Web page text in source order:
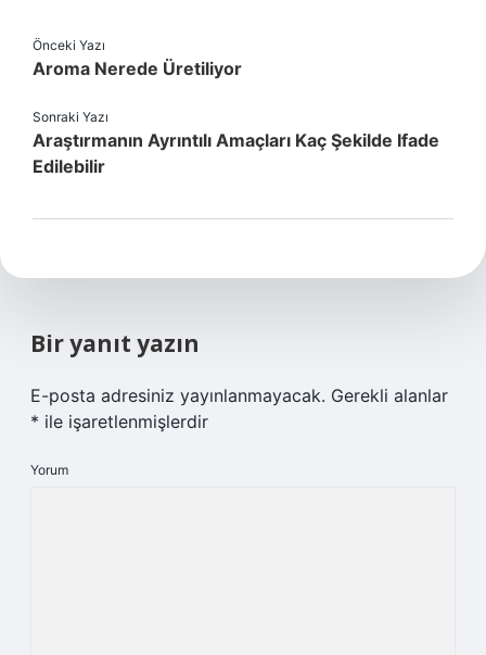
Önceki Yazı
Aroma Nerede Üretiliyor
Sonraki Yazı
Araştırmanın Ayrıntılı Amaçları Kaç Şekilde Ifade
Edilebilir
Bir yanıt yazın
E-posta adresiniz yayınlanmayacak. Gerekli alanlar
* ile işaretlenmişlerdir
Yorum